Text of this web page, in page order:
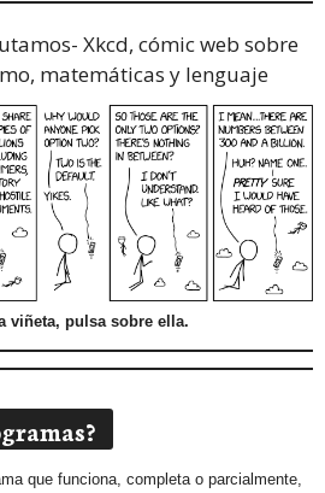
Xkcd, cómic web sobre
matemáticas y lenguaje
viñeta, pulsa sobre ella.
que funciona, completa o parcialmente,